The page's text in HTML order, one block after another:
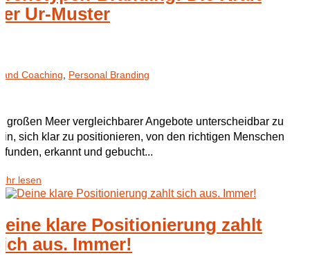
Ur-Muster
Coaching, Personal Branding
großen Meer vergleichbarer Angebote unterscheidbar zu
sich klar zu positionieren, von den richtigen Menschen
erkannt und gebucht...
lesen
klare Positionierung zahlt
aus. Immer!